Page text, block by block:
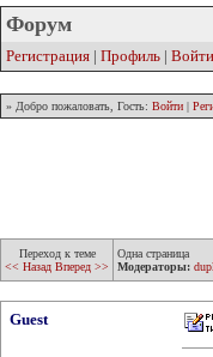
Форум
Регистрация | Профиль | Войти
» Добро пожаловать, Гость: Войти |
Переход к теме
<< Назад Вперед >>
Одна страница
Модераторы:
Guest